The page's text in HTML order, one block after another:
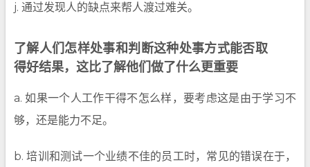
j. 通过发现人的缺点来帮人渡过难关。
了解人们怎样处事和判断这种处事方式能否取
得好结果，这比了解他们做了什么更重要
a. 如果一个人工作干得不怎么样，要考虑这是由于学习不
够，还是能力不足。
b. 培训和测试一个业绩不佳的员工时，常见的错误在于，